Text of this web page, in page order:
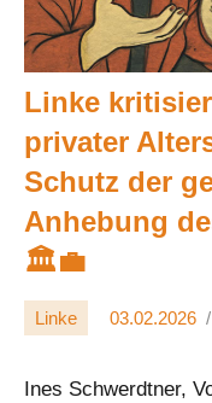
Linke
privater
Schutz der
Anhebung
🏛️💼
Linke 03.02.2026
Ines Schwerdtner,